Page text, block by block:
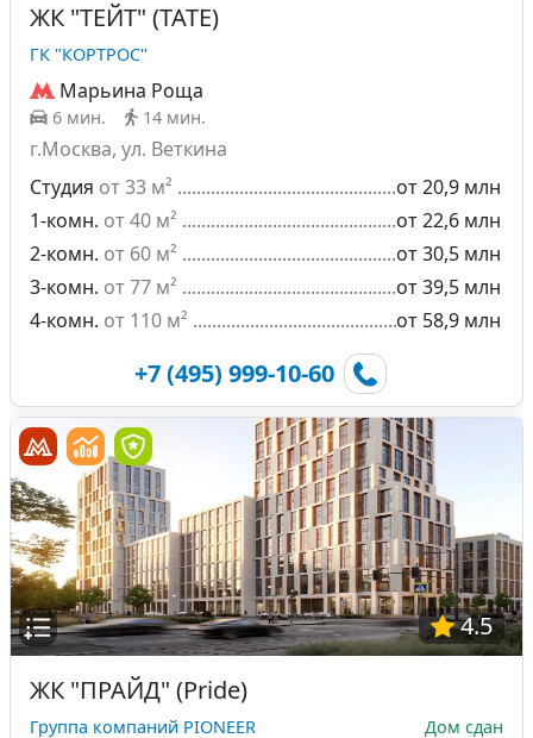
ЖК "ТЕЙТ" (TATE)
ГК "КОРТРОС"
Марьина Роща
6 мин. 14 мин.
г.Москва, ул. Веткина
Студия от 33 м²
от 20,9 млн
1-комн. от 40 м²
от 22,6 млн
2-комн. от 60 м²
от 30,5 млн
3-комн. от 77 м²
от 39,5 млн
4-комн. от 110 м² от 58,9 млн
+7 (495) 999-10-60
4.5
ЖК "ПРАЙД" (Pride)
Группа компаний PIONEER Дом сдан